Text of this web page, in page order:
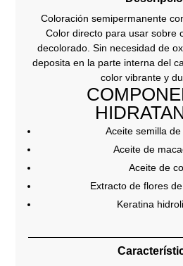
Coloración semipermanente
Color directo para usar sobre
decolorado. Sin necesidad de
deposita en la parte interna del
color vibrante y
Aceite semilla de
Aceite de
Aceite de
Extracto de flores
Keratina